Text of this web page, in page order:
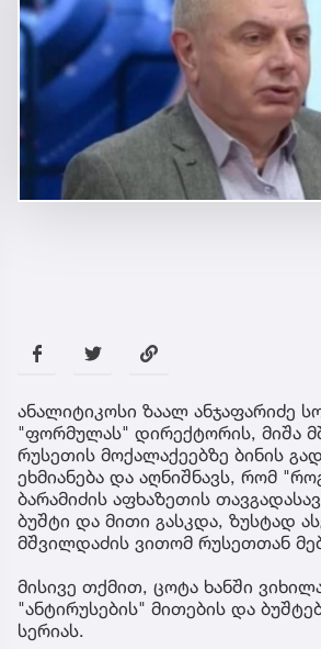
ანალიტიკოსი ზაალ ანჯაფარიძე
"ფორმულას" დირექტორის, მიშა
რუსეთის მოქალაქეებზე ბინის
ეხმიანება და აღნიშნავს, რომ
ბარამიძის აფხაზეთის
ბუშტი და მითი გასკდა, ზუსტად
მშვილდაძის ვითომ რუსეთთან
მისივე თქმით, ცოტა ხანში
"ანტირუსების" მითების და
სერიას.